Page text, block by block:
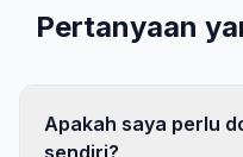
Pertanyaan
Apakah saya perlu
sendiri?